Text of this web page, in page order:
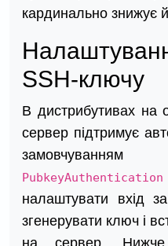
кардинально знижує
SSH-ключу
В дистрибутивах на
сервер підтримує
налаштувати вхід
згенерувати ключ і